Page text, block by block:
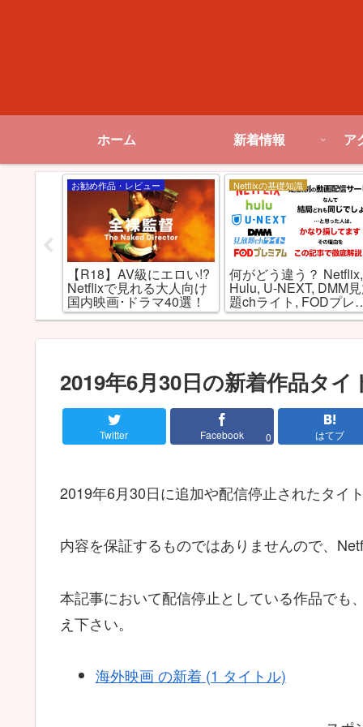
ホーム 新着情報 ア
お勧め作品・レビュー
【R18】AV級にエロい!?
Netflixで見れる大人向け
国内映画･ドラマ40選！
Netflixの基礎知識
何がどう違う？ Netflix,
Hulu, U-NEXT, DMM
題chライト, FODプレ
アムを徹底比較！
2019年6月30日の新着作品タイ
Twitter Facebook 0 はてブ
2019年6月30日に追加や配信停止されたタイ
内容を保証するものではありませんので、
本記事において配信停止としている作品でも
え下さい。
海外映画 の新着 (1 タイトル)